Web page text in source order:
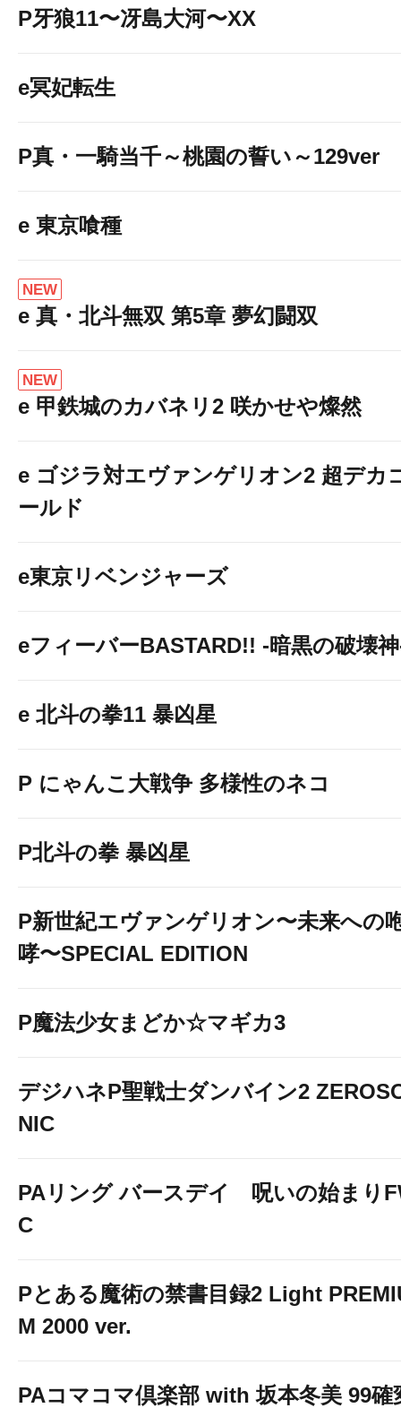
全ての
ここから始
P牙狼11〜冴島大河〜XX
e冥妃転生
P真・一騎当千～桃園の誓い～129ver
e 東京喰種
NEW
e 真・北斗無双 第5章 夢幻闘双
NEW
e 甲鉄城のカバネリ2 咲かせや燦然
e ゴジラ対エヴァンゲリオン2 超デカ
ールド
e東京リベンジャーズ
eフィーバーBASTARD!! -暗黒の破壊
e 北斗の拳11 暴凶星
P にゃんこ大戦争 多様性のネコ
P北斗の拳 暴凶星
P新世紀エヴァンゲリオン〜未来への
哮〜SPECIAL EDITION
P魔法少女まどか☆マギカ3
デジハネP聖戦士ダンバイン2
NIC
PAリング バースデイ 呪いの始まり
C
Pとある魔術の禁書目録2 Light
M 2000 ver.
PAコマコマ倶楽部 with 坂本冬美 99確